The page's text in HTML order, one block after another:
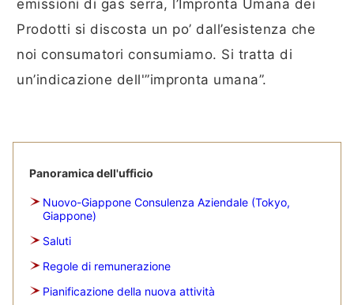
emissioni di gas serra, l’Impronta Umana dei
Prodotti si discosta un po’ dall’esistenza che
noi consumatori consumiamo. Si tratta di
un’indicazione dell'”impronta umana”.
Panoramica dell'ufficio
Nuovo-Giappone Consulenza Aziendale (Tokyo,
Giappone)
Saluti
Regole di remunerazione
Pianificazione della nuova attività